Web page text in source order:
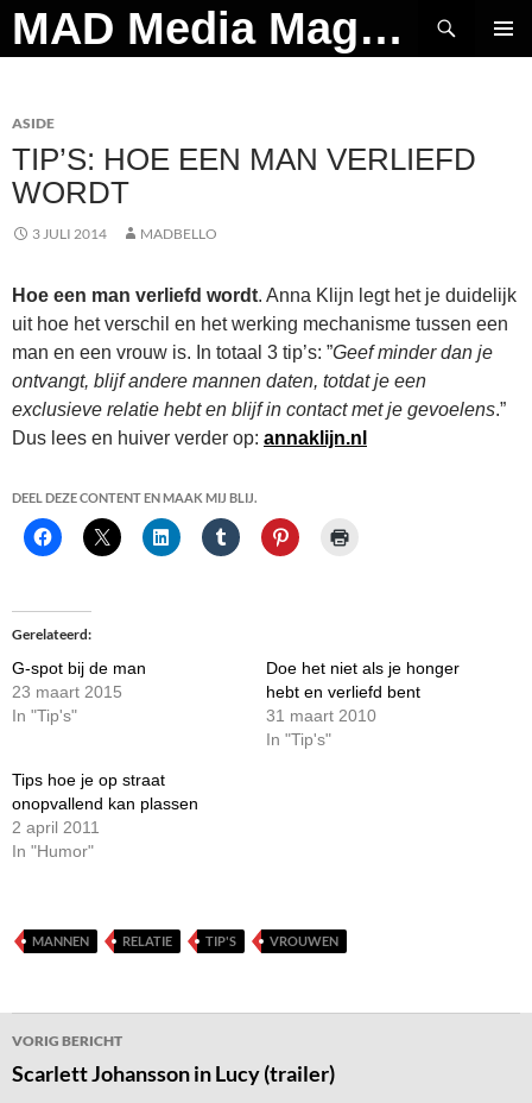
Ga
naar
MAD Media Magazine
Zoeken
ASIDE
TIP’S: HOE EEN MAN VERLIEFD
WORDT
3 JULI 2014 MADBELLO
Hoe een man verliefd wordt. Anna Klijn legt het je duidelijk
uit hoe het verschil en het werking mechanisme tussen een
man en een vrouw is. In totaal 3 tip’s: ”Geef minder dan je
ontvangt, blijf andere mannen daten, totdat je een
exclusieve relatie hebt en blijf in contact met je gevoelens.”
Dus lees en huiver verder op: annaklijn.nl
DEEL DEZE CONTENT EN MAAK MIJ BLIJ.
Gerelateerd
G-spot bij de man
23 maart 2015
In "Tip's"
Doe het niet als je honger
hebt en verliefd bent
31 maart 2010
In "Tip's"
Tips hoe je op straat
onopvallend kan plassen
2 april 2011
In "Humor"
MANNEN RELATIE TIP'S VROUWEN
Bericht
navigatie
VORIG BERICHT
Scarlett Johansson in Lucy (trailer)